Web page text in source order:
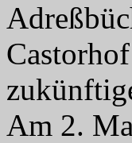
Am 2.